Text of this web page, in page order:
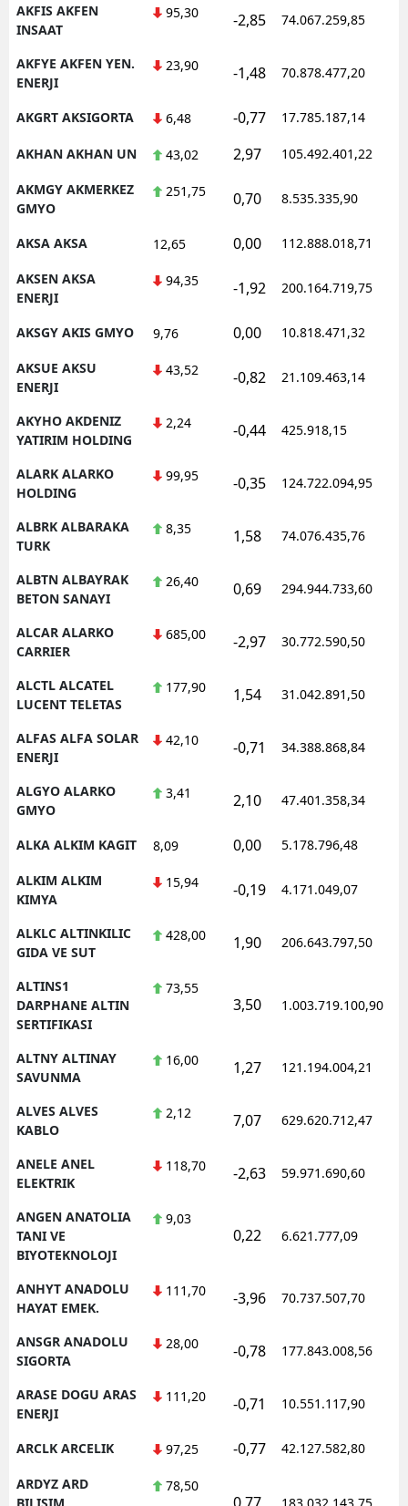
AKFIS AKFEN
INSAAT
95,30 -2,85 74.067.259,85
AKFYE AKFEN YEN.
ENERJI
23,90 -1,48 70.878.477,20
AKGRT AKSIGORTA 6,48 -0,77 17.785.187,14
AKHAN AKHAN UN 43,02 2,97 105.492.401,22
AKMGY AKMERKEZ
GMYO
251,75 0,70 8.535.335,90
AKSA AKSA 12,65 0,00 112.888.018,71
AKSEN AKSA
ENERJI
94,35 -1,92 200.164.719,75
AKSGY AKIS GMYO 9,76 0,00 10.818.471,32
AKSUE AKSU
ENERJI
43,52 -0,82 21.109.463,14
AKYHO AKDENIZ
YATIRIM HOLDING
2,24 -0,44 425.918,15
ALARK ALARKO
HOLDING
99,95 -0,35 124.722.094,95
ALBRK ALBARAKA
TURK
8,35 1,58 74.076.435,76
ALBTN ALBAYRAK
BETON SANAYI
26,40 0,69 294.944.733,60
ALCAR ALARKO
CARRIER
685,00 -2,97 30.772.590,50
ALCTL ALCATEL
LUCENT TELETAS
177,90 1,54 31.042.891,50
ALFAS ALFA SOLAR
ENERJI
42,10 -0,71 34.388.868,84
ALGYO ALARKO
GMYO
3,41 2,10 47.401.358,34
ALKA ALKIM KAGIT 8,09 0,00 5.178.796,48
ALKIM ALKIM
KIMYA
15,94 -0,19 4.171.049,07
ALKLC ALTINKILIC
GIDA VE SUT
428,00 1,90 206.643.797,50
ALTINS1
DARPHANE ALTIN
SERTIFIKASI
73,55
3,50 1.003.719.100,90
ALTNY ALTINAY
SAVUNMA
16,00 1,27 121.194.004,21
ALVES ALVES
KABLO
2,12 7,07 629.620.712,47
ANELE ANEL
ELEKTRIK
118,70 -2,63 59.971.690,60
ANGEN ANATOLIA
TANI VE
BIYOTEKNOLOJI
9,03
0,22 6.621.777,09
ANHYT ANADOLU
HAYAT EMEK.
111,70 -3,96 70.737.507,70
ANSGR ANADOLU
SIGORTA
28,00 -0,78 177.843.008,56
ARASE DOGU ARAS
ENERJI
111,20 -0,71 10.551.117,90
ARCLK ARCELIK 97,25 -0,77 42.127.582,80
ARDYZ ARD
BILISIM
78,50
0,77 183.032.143,75